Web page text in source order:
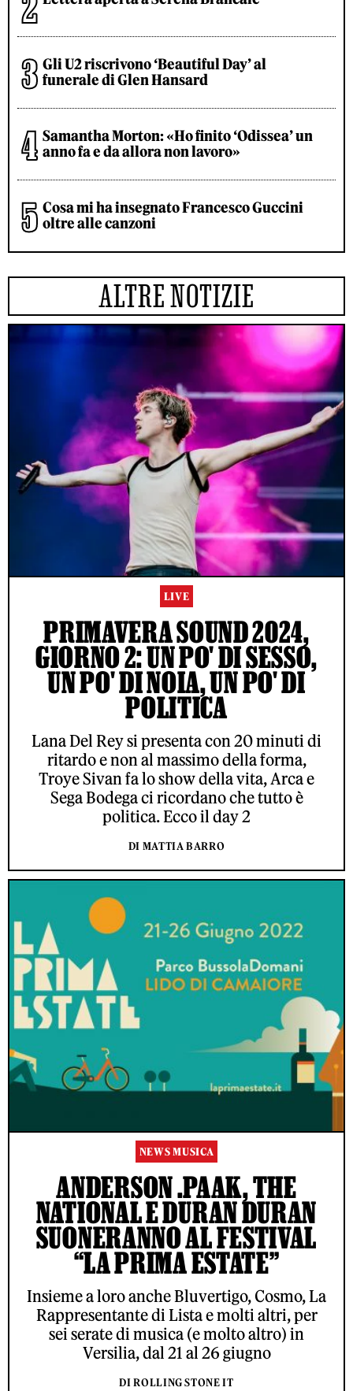
Gli U2 riscrivono ‘Beautiful Day’ al
funerale di Glen Hansard
Samantha Morton: «Ho finito ‘Odissea’ un
anno fa e da allora non lavoro»
Cosa mi ha insegnato Francesco Guccini
oltre alle canzoni
ALTRE NOTIZIE
LIVE
PRIMAVERA SOUND 2024,
GIORNO 2: UN PO' DI SESSO,
UN PO' DI NOIA, UN PO' DI
POLITICA
Lana Del Rey si presenta con 20 minuti di
ritardo e non al massimo della forma,
Troye Sivan fa lo show della vita, Arca e
Sega Bodega ci ricordano che tutto è
politica. Ecco il day 2
DI MATTIA BARRO
NEWS MUSICA
ANDERSON .PAAK, THE
NATIONAL E DURAN DURAN
SUONERANNO AL FESTIVAL
“LA PRIMA ESTATE”
Insieme a loro anche Bluvertigo, Cosmo, La
Rappresentante di Lista e molti altri, per
sei serate di musica (e molto altro) in
Versilia, dal 21 al 26 giugno
DI ROLLING STONE IT